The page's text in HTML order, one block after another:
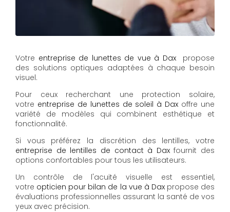
Votre entreprise de lunettes de vue à Daxpropose
des solutions optiques adaptées à chaque besoin
visuel.
Pour ceux recherchant une protection solaire,
votre entreprise de lunettes de soleil à Dax offre une
variété de modèles qui combinent esthétique et
fonctionnalité.
Si vous préférez la discrétion des lentilles, votre
entreprise de lentilles de contact à Daxfournit des
options confortables pour tous les utilisateurs.
Un contrôle de l'acuité visuelle est essentiel,
votre opticien pour bilan de la vue à Daxpropose des
évaluations professionnelles assurant la santé de vos
yeux avec précision.